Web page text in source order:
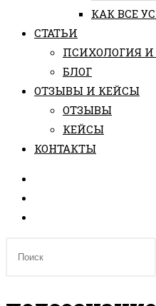
КАК ВСЕ
СТАТЬИ
ПCИХОЛОГИЯ
БЛОГ
ОТЗЫВЫ И КЕЙСЫ
ОТЗЫВЫ
КЕЙСЫ
КОНТАКТЫ